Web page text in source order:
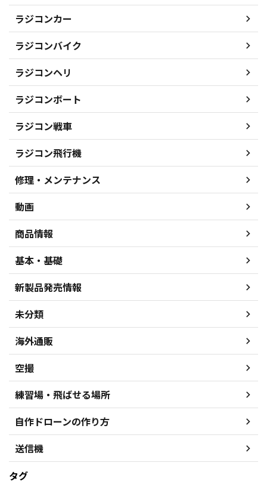
ラジコンカー
ラジコンバイク
ラジコンヘリ
ラジコンボート
ラジコン戦車
ラジコン飛行機
修理・メンテナンス
動画
商品情報
基本・基礎
新製品発売情報
未分類
海外通販
空撮
練習場・飛ばせる場所
自作ドローンの作り方
送信機
タグ